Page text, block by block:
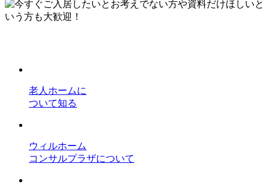
老人ホームに
ついて知る
ウィルホーム
コンサルプラザについて